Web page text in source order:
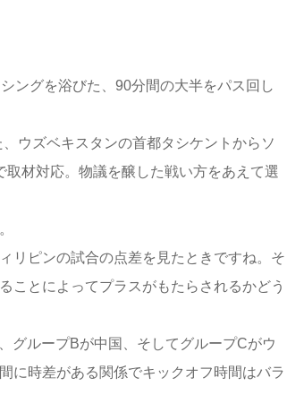
ングを浴びた、90分間の大半をパス回し
ウズベキスタンの首都タシケントからソ
材対応。物議を醸した戦い方をあえて選
リピンの試合の点差を見たときですね。そ
ことによってプラスがもたらされるかどう
グループBが中国、そしてグループCがウ
に時差がある関係でキックオフ時間はバラ